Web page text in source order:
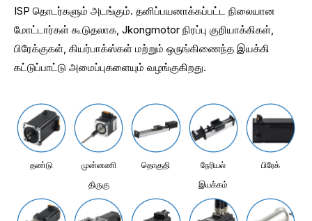
ISP தொடர்களும் அடங்கும். தனிப்பயனாக்கப்பட்ட நிலையான
மோட்டார்கள் கூடுதலாக, Jkongmotor நிரப்பு குறியாக்கிகள்,
பிரேக்குகள், கியர்பாக்ஸ்கள் மற்றும் ஒருங்கிணைந்த இயக்கி
கட்டுப்பாட்டு அமைப்புகளையும் வழங்குகிறது.
தண்டு
முன்னணி
திருகு
தொகுதி
நேரியல்
இயக்கம்
பிரேக்